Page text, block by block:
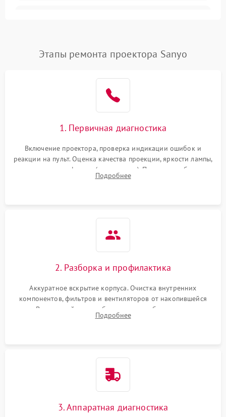
Нестабильная яркость или
контраст
4000 ₽ Подробнее →
Неравномерная подсветка
автоматическая коррекция
трапеции (Keystone)
Проблемы с
масштабированием
Подробнее →
Этапы ремонта проектора Sanyo
1. Первичная диагностика
Включение проектора, проверка индикации ошибок и
реакции на пульт. Оценка качества проекции, яркости лампы,
наличия артефактов (точки, пятна). Проверка работы
системы охлаждения по уровню шума вентиляторов.
Подробнее
2. Разборка и профилактика
Аккуратное вскрытие корпуса. Очистка внутренних
компонентов, фильтров и вентиляторов от накопившейся
пыли. Визуальный осмотр блока питания, балласта лампы и
материнской платы на наличие прогаров или вздутых
Подробнее
3. Аппаратная диагностика